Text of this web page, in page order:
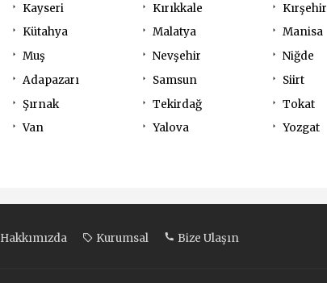
Kayseri Kırıkkale
Kırşehir
Kütahya Malatya
Manisa
Muş Nevşehir
Niğde
Adapazarı Samsun
Siirt
Şırnak Tekirdağ
Tokat
Van Yalova
Yozgat
Hakkımızda Kurumsal Bize Ulaşın